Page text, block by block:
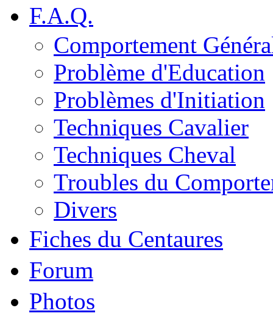
F.A.Q.
Comportement
Problème d'Education
Problèmes d'Initiation
Techniques Cavalier
Techniques Cheval
Troubles du
Divers
Fiches du Centaures
Forum
Photos